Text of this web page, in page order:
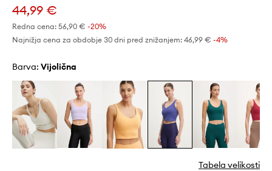
44,99 €
Redna cena: 56,90 € -20%
Najnižja cena za obdobje 30 dni pred znižanjem: 46,99 € -4%
Barva: vijolična
Tabela velikosti